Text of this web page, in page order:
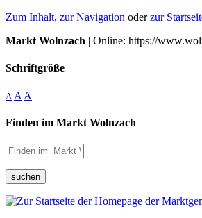
Zum Inhalt, zur Navigation oderzur
Markt Wolnzach | Online: https://
Schriftgröße
A A A
Finden im Markt Wolnzach
suchen